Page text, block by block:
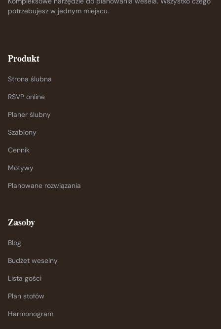
potrzebujesz w jednym miejscu.
Produkt
Strona ślubna
RSVP online
Planer ślubny
Szablony
Cennik
Motywy
Planowane rozwiązania
Zasoby
Blog
Budżet weselny
Lista gości
Plan stołów
Harmonogram